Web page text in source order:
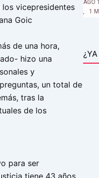
vicepresidentes
Goic
de una hora,
hizo una
y
un total de
tras la
de los
para ser
tiene 43 años,
AGO
1